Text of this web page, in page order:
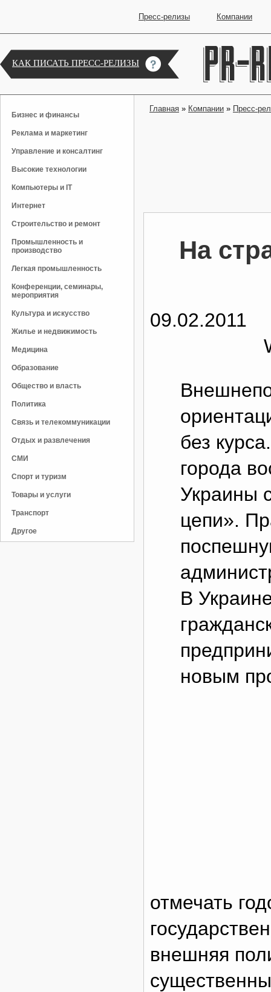
Пресс-релизы Компании
КАК ПИСАТЬ ПРЕСС-РЕЛИЗЫ
Бизнес и финансы
Реклама и маркетинг
Управление и консалтинг
Высокие технологии
Компьютеры и IT
Интернет
Строительство и ремонт
Промышленность и
производство
Легкая промышленность
Конференции, семинары,
мероприятия
Культура и искусство
Жилье и недвижимость
Медицина
Образование
Общество и власть
Политика
Связь и телекоммуникации
Отдых и развлечения
СМИ
Спорт и туризм
Товары и услуги
Транспорт
Другое
Главная » Компании » Пресс-
На
09.02.2011
без
города
Украины
цепи».
В
новым
отмечать
внешняя